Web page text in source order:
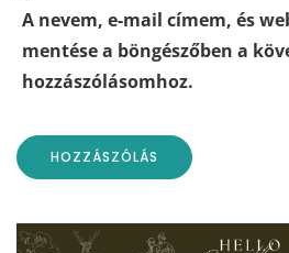
A nevem, e-mail címem, és
mentése a böngészőben a
hozzászólásomhoz.